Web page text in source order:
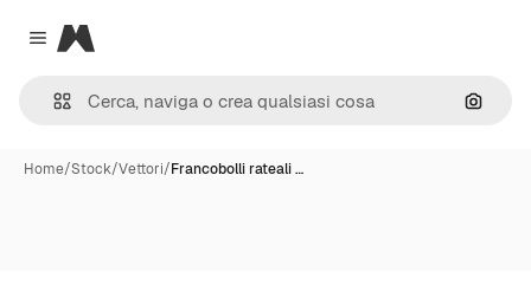
Close menu
Magnific
Cerca
Home/Stock/Vettori/Francobolli rateali …